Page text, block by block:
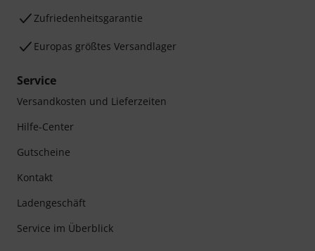
Zufriedenheitsgarantie
Europas größtes Versandlager
Service
Versandkosten und Lieferzeiten
Hilfe-Center
Gutscheine
Kontakt
Ladengeschäft
Service im Überblick